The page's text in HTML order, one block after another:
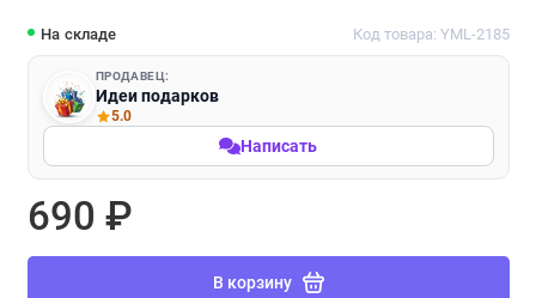
На складе Код товара: YML-2185
ПРОДАВЕЦ:
Идеи подарков
5.0
Написать
690 ₽
В корзину